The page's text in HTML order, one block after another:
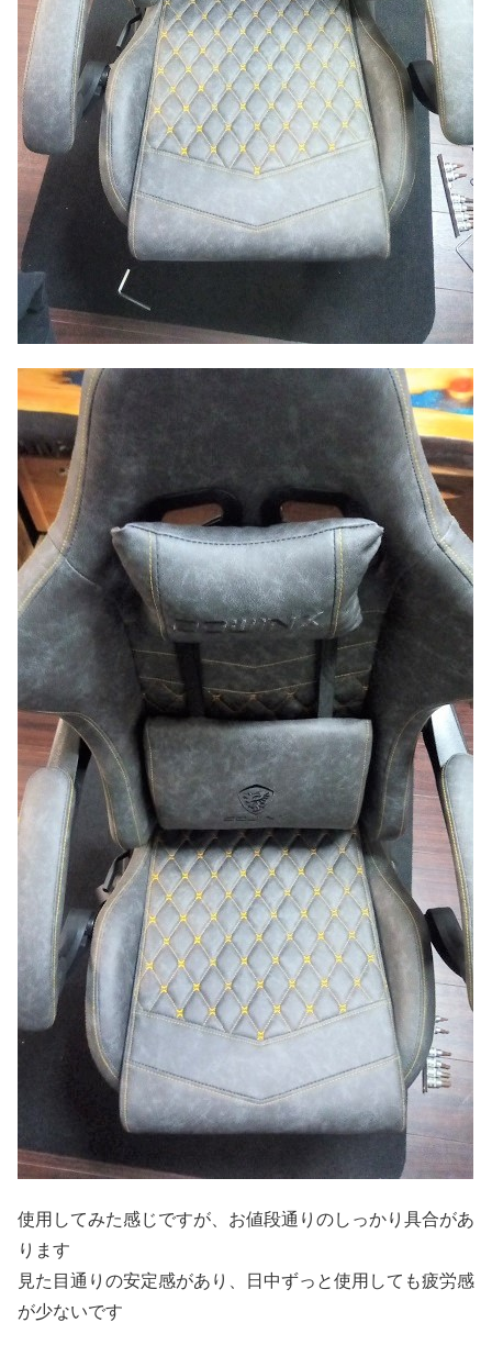
使用してみた感じですが、お値段通りのしっかり具合があ
ります
見た目通りの安定感があり、日中ずっと使用しても疲労感
が少ないです